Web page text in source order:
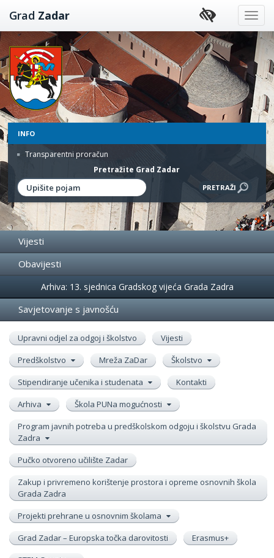
Preskoči
na
sadržaj
Grad Zadar
INFO
Transparentni proračun
Pretražite Grad Zadar
Vijesti
Obavijesti
Događanja
Arhiva: 13. sjednica Gradskog vijeća Grada Zadra
Savjetovanje s javnošću
Upravni odjel za odgoj i školstvo
Vijesti
Predškolstvo
Mreža ZaDar
Školstvo
Stipendiranje učenika i studenata
Kontakti
Arhiva
Škola PUNa mogućnosti
Program javnih potreba u predškolskom odgoju i školstvu Grada
Zadra
Pučko otvoreno učilište Zadar
Zakup i privremeno korištenje prostora i opreme osnovnih škola
Grada Zadra
Projekti prehrane u osnovnim školama
Grad Zadar – Europska točka darovitosti
Erasmus+